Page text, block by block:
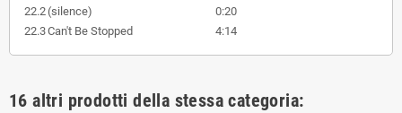
22.2 (silence)
0:20
22.3Can't Be Stopped 4:14
16 altri prodotti della stessa categoria: